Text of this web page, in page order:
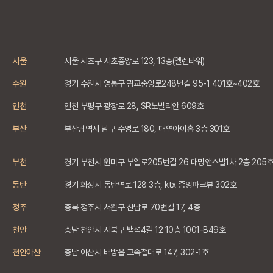
서울 서울 서초구 서초중앙로 123, 13층(엘렌타워)
수원 경기 수원시 영통구 광교중앙로248번길 95-1 401호~402호
인천 인천 부평구 광장로 28, SR노빌리안 609호
부산 부산광역시 남구 수영로 180, 대연아이홈 3층 301호
부천 경기 부천시 원미구 부일로205번길 26 대명앤스빌1차 2층 205호
동탄 경기 화성시 동탄역로 128 3층, ktx 중앙파크뷰 302호
청주 충북 청주시 서원구 산남로 70번길 17, 4층
천안 충남 천안시 서북구 백석4길 12 10층 1001-B49호
천안아산 충남 아산시 배방읍 고속철대로 147, 302-1호